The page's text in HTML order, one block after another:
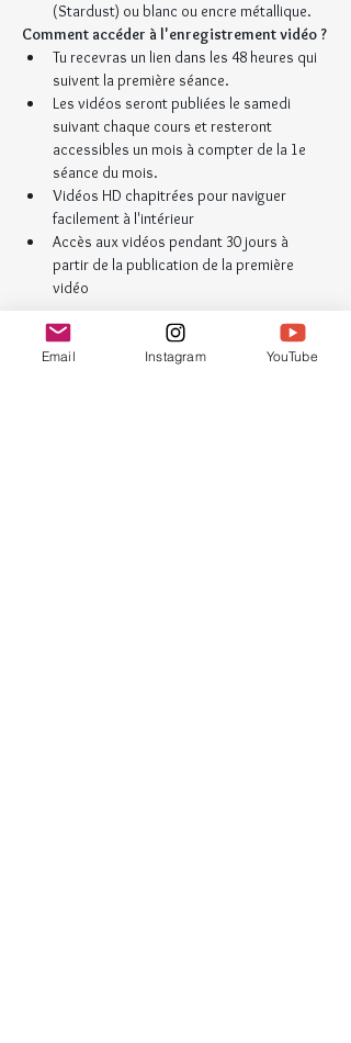
(Stardust) ou blanc ou encre métallique.﻿
Comment accéder à l'enregistrement vidéo ?
Tu recevras un lien dans les 48 heures qui
suivent la première séance.
Les vidéos seront publiées le samedi
suivant chaque cours et resteront
accessibles un mois à compter de la 1e
séance du mois.
Vidéos HD chapitrées pour naviguer
facilement à l'intérieur
Accès aux vidéos pendant 30 jours à
partir de la publication de la première
vidéo
Programme
Email Instagram YouTube